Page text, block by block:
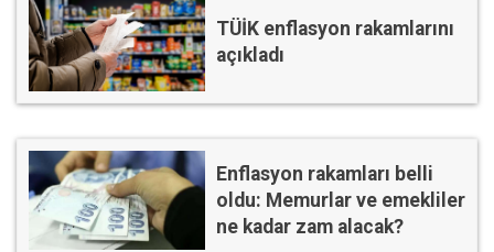
TÜİK enflasyon rakamlarını
açıkladı
Enflasyon rakamları belli
oldu: Memurlar ve emekliler
ne kadar zam alacak?